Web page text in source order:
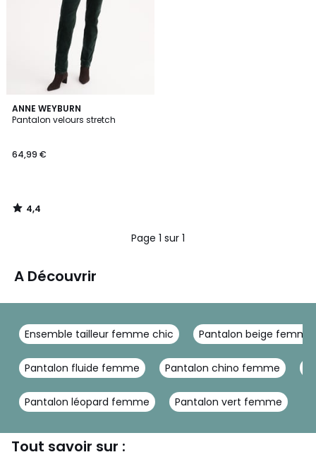
ANNE WEYBURN
Pantalon velours stretch
64,99 €
4,4
/ 5
4,4
/
Page 1 sur 1
A Découvrir
Ensemble tailleur femme chic Pantalon beige femme
Pantalon fluide femme Pantalon chino femme
Pantalon léopard femme Pantalon vert femme
Tout savoir sur :